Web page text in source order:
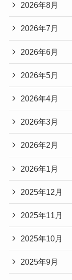
2026年8月
2026年7月
2026年6月
2026年5月
2026年4月
2026年3月
2026年2月
2026年1月
2025年12月
2025年11月
2025年10月
2025年9月